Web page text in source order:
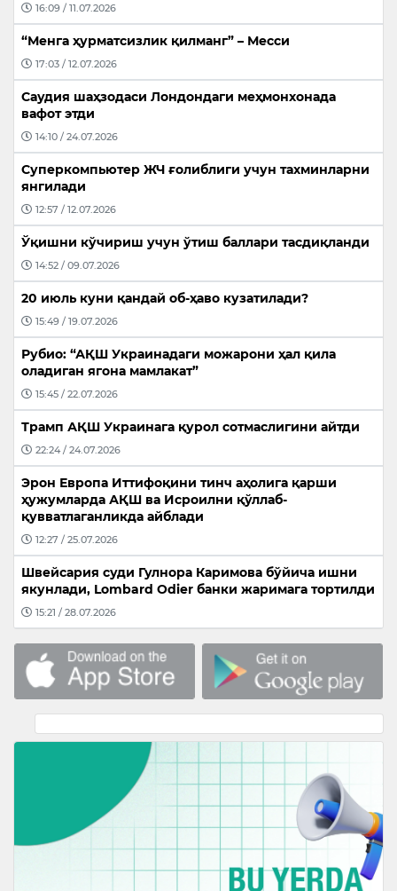
16:09 / 11.07.2026
“Менга ҳурматсизлик қилманг” – Месси
17:03 / 12.07.2026
Саудия шаҳзодаси Лондондаги меҳмонхонада
вафот этди
14:10 / 24.07.2026
Суперкомпьютер ЖЧ ғолиблиги учун тахминларни
янгилади
12:57 / 12.07.2026
Ўқишни кўчириш учун ўтиш баллари тасдиқланди
14:52 / 09.07.2026
20 июль куни қандай об-ҳаво кузатилади?
15:49 / 19.07.2026
Рубио: “АҚШ Украинадаги можарони ҳал қила
оладиган ягона мамлакат”
15:45 / 22.07.2026
Трамп АҚШ Украинага қурол сотмаслигини айтди
22:24 / 24.07.2026
Эрон Европа Иттифоқини тинч аҳолига қарши
ҳужумларда АҚШ ва Исроилни қўллаб-
қувватлаганликда айблади
12:27 / 25.07.2026
Швейсария суди Гулнора Каримова бўйича ишни
якунлади, Lombard Odier банки жаримага тортилди
15:21 / 28.07.2026